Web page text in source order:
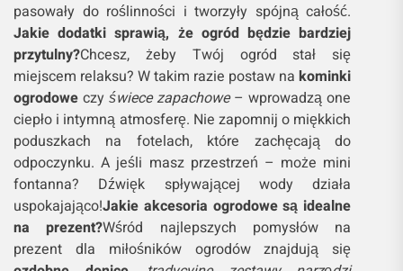
pasowały do roślinności i tworzyły spójną całość.
Jakie dodatki sprawią, że ogród będzie bardziej
przytulny?Chcesz, żeby Twój ogród stał się
miejscem relaksu? W takim razie postaw nakominki
ogrodowe czyświece zapachowe– wprowadzą one
ciepło i intymną atmosferę. Nie zapomnij o miękkich
poduszkach na fotelach, które zachęcają do
odpoczynku. A jeśli masz przestrzeń – może mini
fontanna? Dźwięk spływającej wody działa
uspokajająco!Jakie akcesoria ogrodowe są idealne
na prezent?Wśród najlepszych pomysłów na
prezent dla miłośników ogrodów znajdują się